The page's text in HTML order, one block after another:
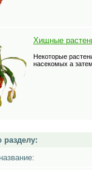
Хищные
Некоторые
насекомых а
разделу: